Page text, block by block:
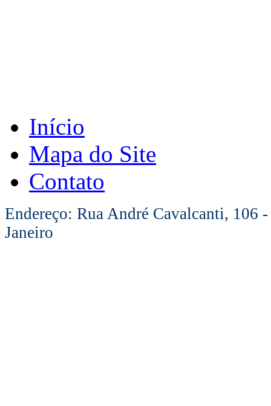
Início
Mapa do Site
Contato
Endereço: Rua André Cavalcanti, 106
Janeiro